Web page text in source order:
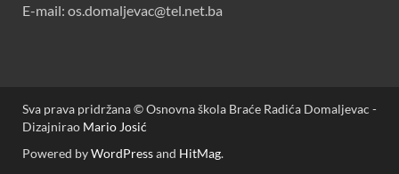
E-mail: os.domaljevac@tel.net.ba
Sva prava pridržana © Osnovna škola Braće Radića Domaljevac -
Dizajnirao Mario Josić
Powered byWordPressand HitMag.